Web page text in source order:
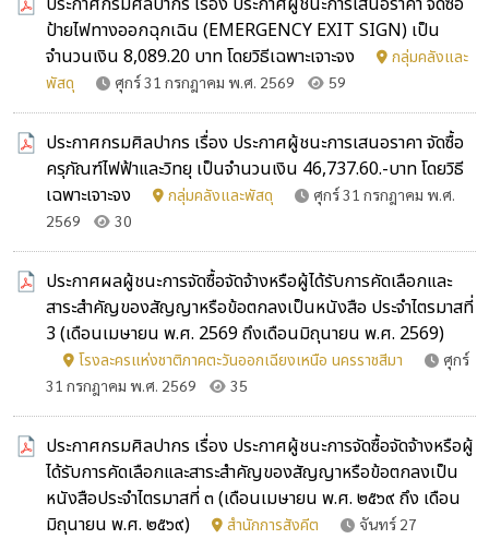
ป้ายไฟทางออกฉุกเฉิน (EMERGENCY EXIT SIGN) เป็น
จำนวนเงิน 8,089.20 บาท โดยวิธีเฉพาะเจาะจง
กลุ่มคลังและ
พัสดุ
ศุกร์ 31 กรกฎาคม พ.ศ. 2569 59
ประกาศกรมศิลปากร เรื่อง ประกาศผู้ชนะการเสนอราคา จัดซื้อ
ครุภัณฑ์ไฟฟ้าและวิทยุ เป็นจำนวนเงิน 46,737.60.-บาท โดยวิธี
เฉพาะเจาะจง
กลุ่มคลังและพัสดุ
ศุกร์ 31 กรกฎาคม พ.ศ.
2569
30
ประกาศผลผู้ชนะการจัดซื้อจัดจ้างหรือผู้ได้รับการคัดเลือกและ
สาระสำคัญของสัญญาหรือข้อตกลงเป็นหนังสือ ประจำไตรมาสที่
3 (เดือนเมษายน พ.ศ. 2569 ถึงเดือนมิถุนายน พ.ศ. 2569)
โรงละครแห่งชาติภาคตะวันออกเฉียงเหนือ นครราชสีมา
ศุกร์
31 กรกฎาคม พ.ศ. 2569
35
ประกาศกรมศิลปากร เรื่อง ประกาศผู้ชนะการจัดซื้อจัดจ้างหรือผู้
ได้รับการคัดเลือกและสาระสำคัญของสัญญาหรือข้อตกลงเป็น
หนังสือประจำไตรมาสที่ ๓ (เดือนเมษายน พ.ศ. ๒๕๖๙ ถึง เดือน
มิถุนายน พ.ศ. ๒๕๖๙)
สำนักการสังคีต
จันทร์ 27